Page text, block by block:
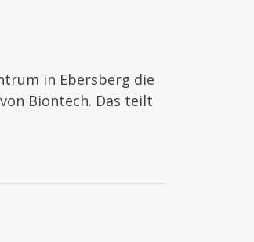
in Ebersberg die
Biontech. Das teilt